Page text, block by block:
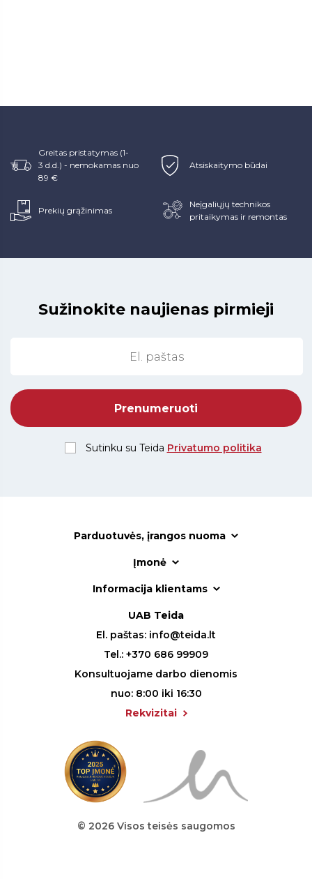
Greitas pristatymas (1-
3 d.d.) - nemokamas nuo
89 €
Atsiskaitymo būdai
Prekių grąžinimas
Neįgaliųjų technikos
pritaikymas ir remontas
Sužinokite naujienas pirmieji
Sutinku su Teida Privatumo politika
Parduotuvės, įrangos nuoma
Įmonė
Informacija klientams
UAB Teida
El. paštas: info@teida.lt
Tel.: +370 686 99909
Konsultuojame darbo dienomis
nuo: 8:00 iki 16:30
Rekvizitai
© 2026 Visos teisės saugomos